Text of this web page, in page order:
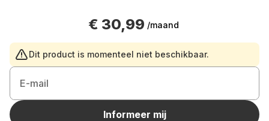
€ 30,99 /maand
Dit product is momenteel niet beschikbaar.
E-mail
Informeer mij